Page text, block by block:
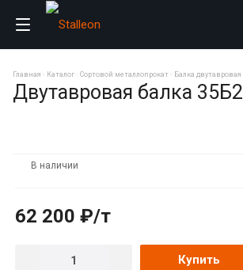
Главная Каталог Сортовой металлопрокат Балка двутавровая
Двутавровая балка 35Б2
В наличии
62 200 ₽/т
Купить